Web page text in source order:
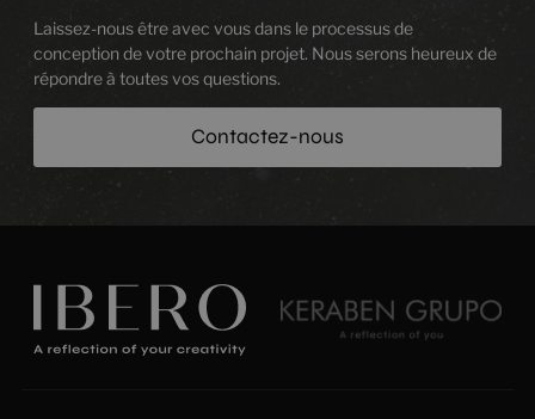
Laissez-nous être avec vous dans le processus de
conception de votre prochain projet. Nous serons heureux de
répondre à toutes vos questions.
Contactez-nous